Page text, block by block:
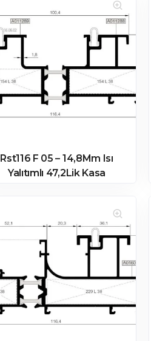
Rst116 F 05 – 14,8Mm Isı
Yalıtımlı 47,2Lik Kasa